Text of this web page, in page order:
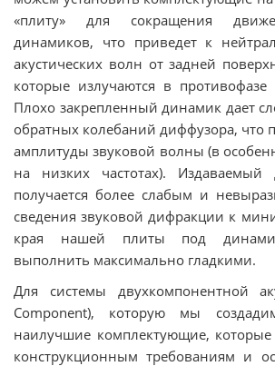
«плиту» для сокращения
динамиков, что приведет к
акустических волн от задней
которые излучаются в
Плохо закрепленный динамик дает
обратных колебаний диффузора, что
амплитуды звуковой волны (в
на низких частотах). Издаваемый
получается более слабым и
сведения звуковой дифракции к
края нашей плиты под
выполнить максимально гладкими.
Для системы двухкомпонентной
Component), которую мы
наилучшие комплектующие,
конструкционным требованиям и